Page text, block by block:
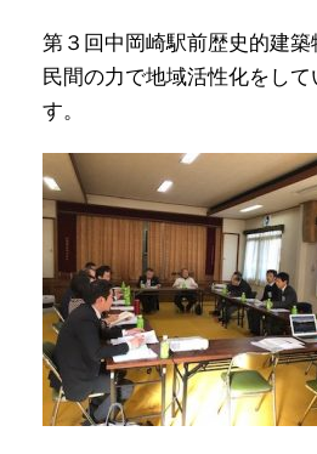
第３回中岡崎駅前歴史的建
民間の力で地域活性化をして
す。